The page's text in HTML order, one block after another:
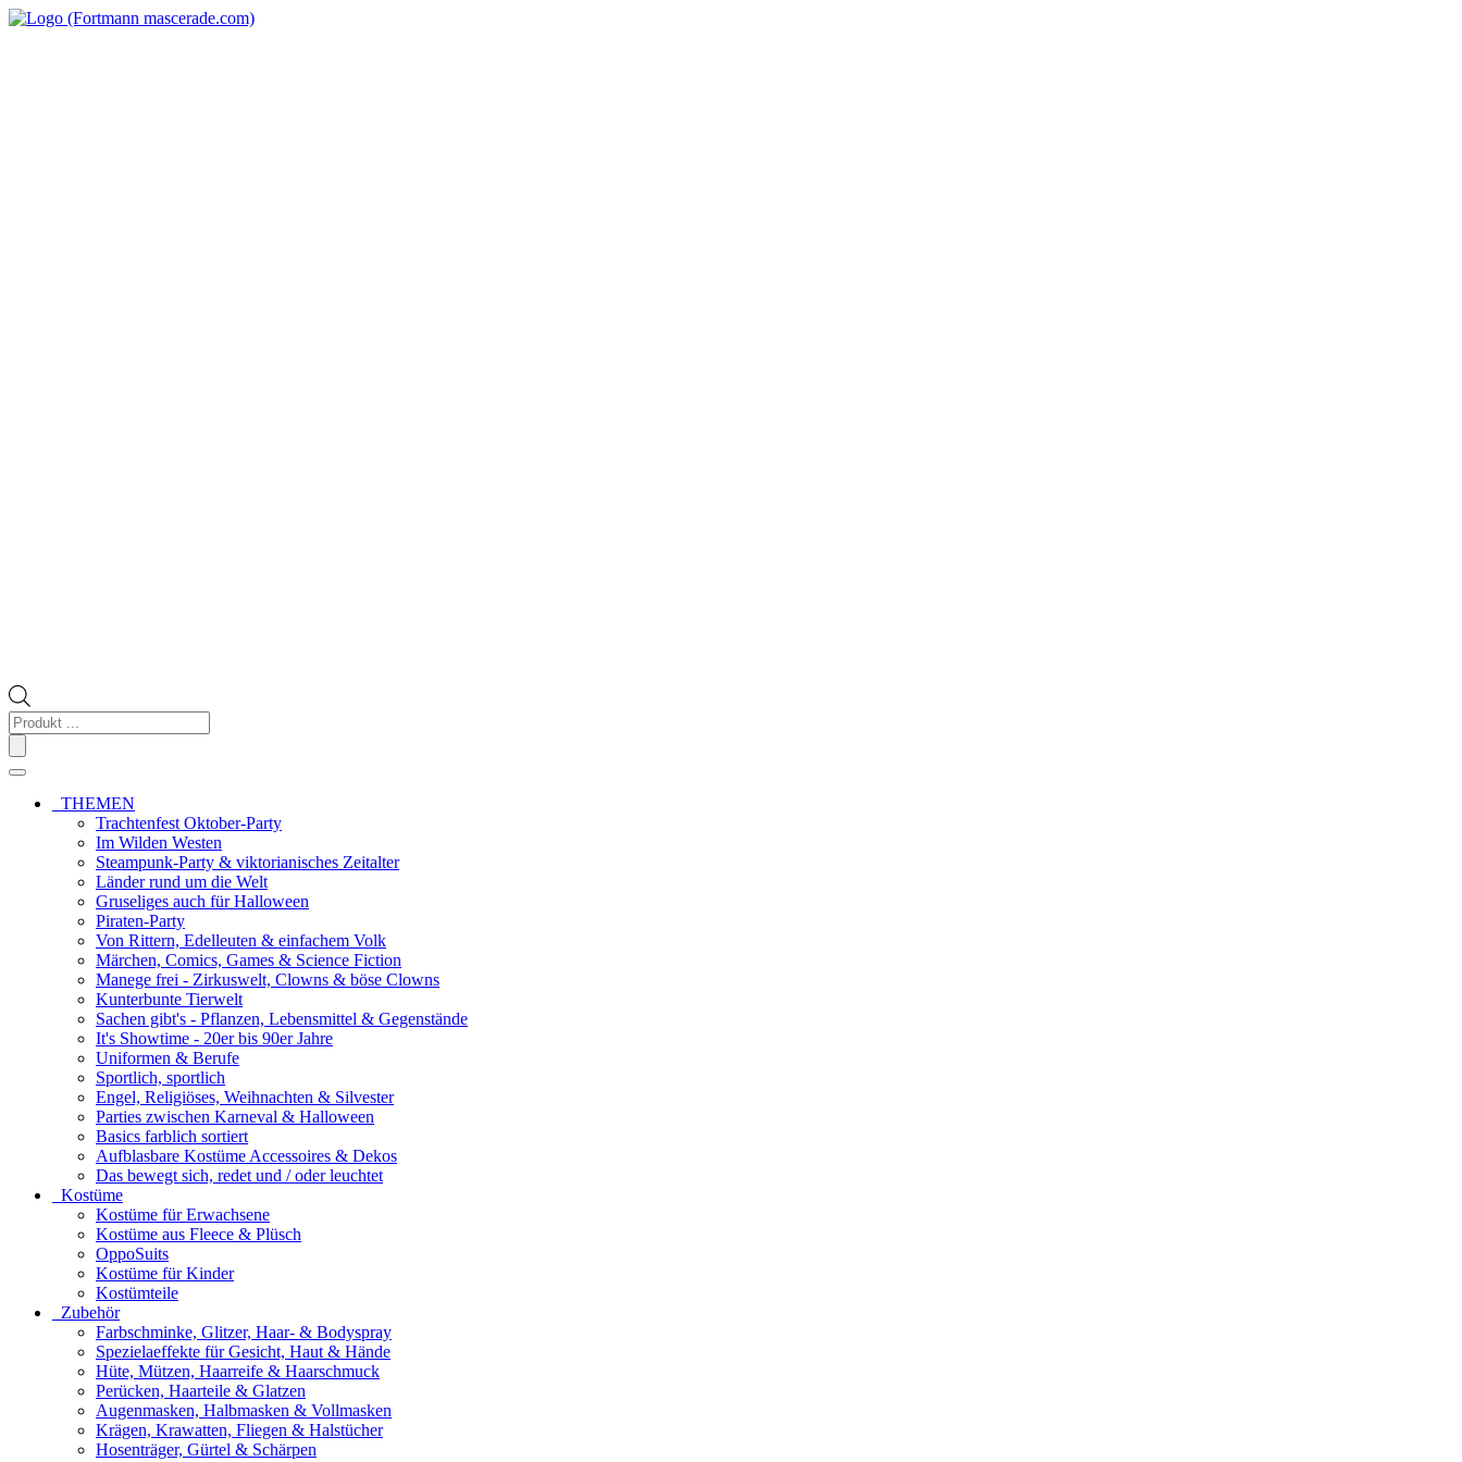
Products
search
THEMEN
Trachtenfest Oktober-Party
Im Wilden Westen
Steampunk-Party & viktorianisches Zeitalter
Länder rund um die Welt
Gruseliges auch für Halloween
Piraten-Party
Von Rittern, Edelleuten & einfachem Volk
Märchen, Comics, Games & Science Fiction
Manege frei - Zirkuswelt, Clowns & böse Clowns
Kunterbunte Tierwelt
Sachen gibt's - Pflanzen, Lebensmittel & Gegenstände
It's Showtime - 20er bis 90er Jahre
Uniformen & Berufe
Sportlich, sportlich
Engel, Religiöses, Weihnachten & Silvester
Parties zwischen Karneval & Halloween
Basics farblich sortiert
Aufblasbare Kostüme Accessoires & Dekos
Das bewegt sich, redet und / oder leuchtet
Kostüme
Kostüme für Erwachsene
Kostüme aus Fleece & Plüsch
OppoSuits
Kostüme für Kinder
Kostümteile
Zubehör
Farbschminke, Glitzer, Haar- & Bodyspray
Spezielaeffekte für Gesicht, Haut & Hände
Hüte, Mützen, Haarreife & Haarschmuck
Perücken, Haarteile & Glatzen
Augenmasken, Halbmasken & Vollmasken
Krägen, Krawatten, Fliegen & Halstücher
Hosenträger, Gürtel & Schärpen